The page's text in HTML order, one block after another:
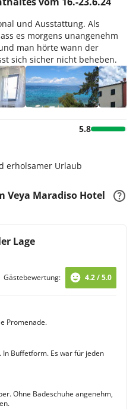
und Ausstattung. Als
es morgens unangenehm
man hörte wann der
sich sicher nicht beheben.
5.8
erholsamer Urlaub
Veya Maradiso Hotel
Lage
Gästebewertung: 4.2 / 5.0
Promenade.
Buffetform. Es war für jeden
Ohne Badeschuhe angenehm,